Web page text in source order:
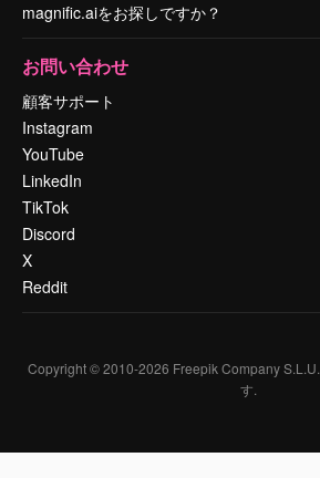
magnific.aiをお探しですか？
お問い合わせ
顧客サポート
Instagram
YouTube
LinkedIn
TikTok
Discord
X
Reddit
Copyright © 2010-2026 Freepik Company S.L.U.
す.